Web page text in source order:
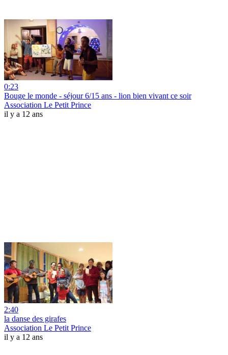
0:23
Bouge le monde - séjour 6/15 ans - lion bien vivant ce soir
Association Le Petit Prince
il y a 12 ans
2:40
la danse des girafes
Association Le Petit Prince
il y a 12 ans